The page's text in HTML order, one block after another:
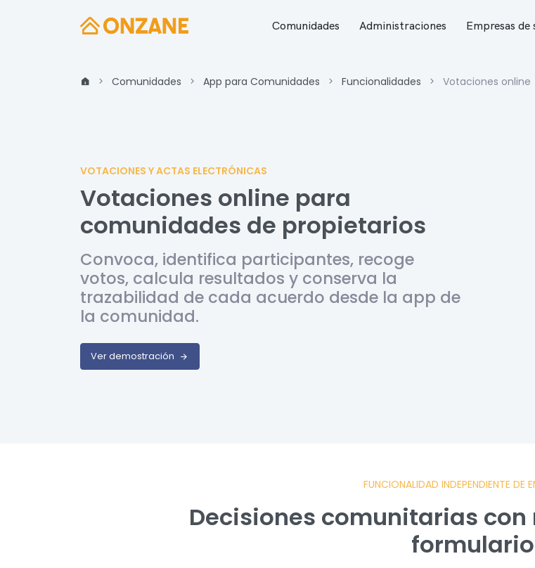
Comunidades Administraciones Empresas de
Comunidades App para Comunidades Funcionalidades Votaciones online
VOTACIONES Y ACTAS ELECTRÓNICAS
Votaciones online para
comunidades de propietarios
Convoca, identifica participantes, recoge
votos, calcula resultados y conserva la
trazabilidad de cada acuerdo desde la app de
la comunidad.
Ver demostración
FUNCIONALIDAD INDEPENDIENTE DE
Decisiones comunitarias
formulario